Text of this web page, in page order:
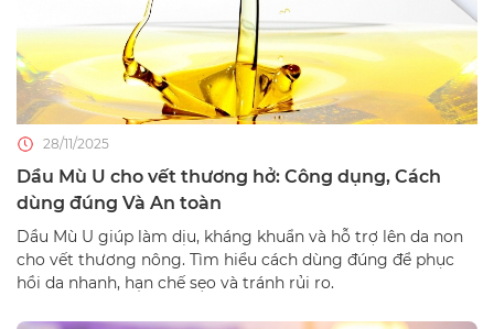
28/11/2025
Dầu Mù U cho vết thương hở: Công dụng, Cách
dùng đúng Và An toàn
Dầu Mù U giúp làm dịu, kháng khuẩn và hỗ trợ lên da non
cho vết thương nông. Tìm hiểu cách dùng đúng để phục
hồi da nhanh, hạn chế sẹo và tránh rủi ro.